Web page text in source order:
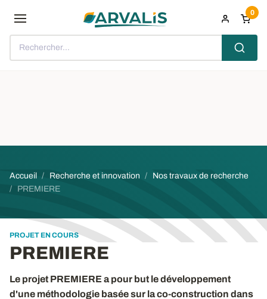
Rechercher...
0
Fil d'Ariane
Accueil Recherche et innovation
Nos travaux de recherche
PREMIERE
PROJET EN COURS
PREMIERE
Le projet PREMIERE a pour but le développement
d'une méthodologie basée sur la co-construction dans